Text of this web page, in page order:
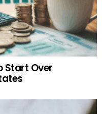
Start Over